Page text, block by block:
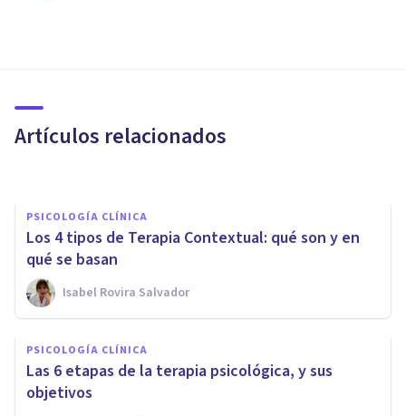
Artículos relacionados
hábito: qué es y cómo se usa
PSICOLOGÍA CLÍNICA
Los 4 tipos de Terapia Contextual: qué son y en
qué se basan
Isabel Rovira Salvador
PSICOLOGÍA CLÍNICA
Las 6 etapas de la terapia psicológica, y sus
objetivos
¿Qué puedo esperar de la
psicoterapia online?